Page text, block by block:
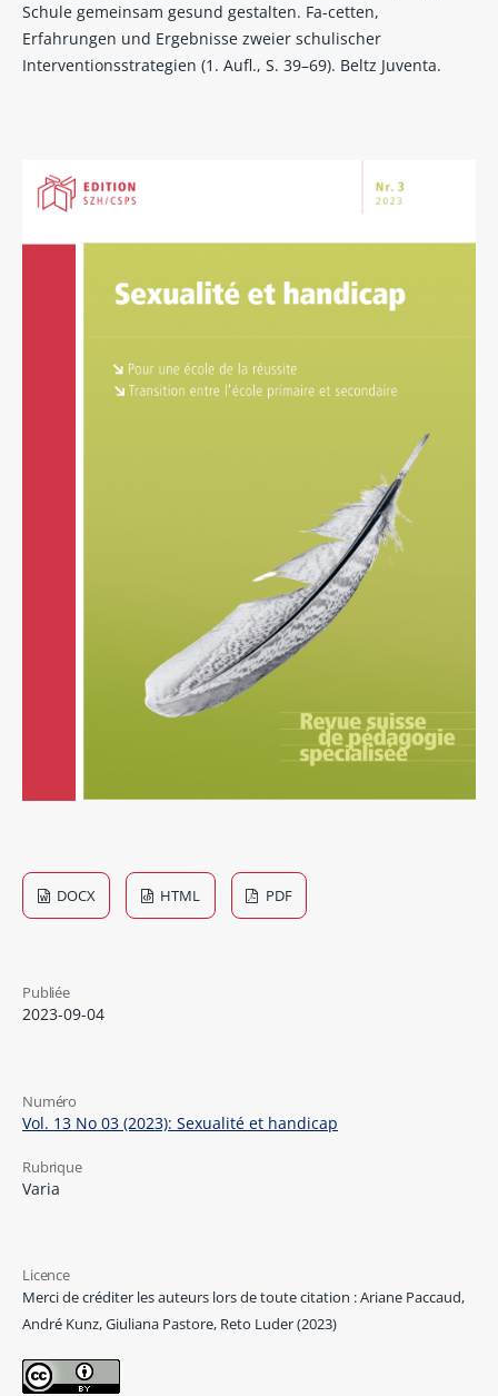
Schule gemeinsam gesund gestalten. Fa-cetten,
Erfahrungen und Ergebnisse zweier schulischer
Interventionsstrategien (1. Aufl., S. 39–69). Beltz Juventa.
DOCX HTML PDF
Publiée
2023-09-04
Numéro
Vol. 13 No 03 (2023): Sexualité et handicap
Rubrique
Varia
Licence
Merci de créditer les auteurs lors de toute citation : Ariane Paccaud,
André Kunz, Giuliana Pastore, Reto Luder (2023)